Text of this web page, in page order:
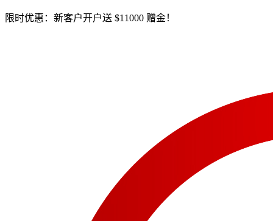
限时优惠：新客户开户送 $11000 赠金！